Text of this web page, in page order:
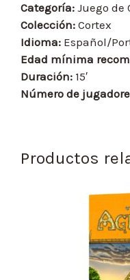
Categoría: Juego de
Colección: Cortex
Idioma: Español/
Edad mínima
Duración: 15′
Número de
Productos